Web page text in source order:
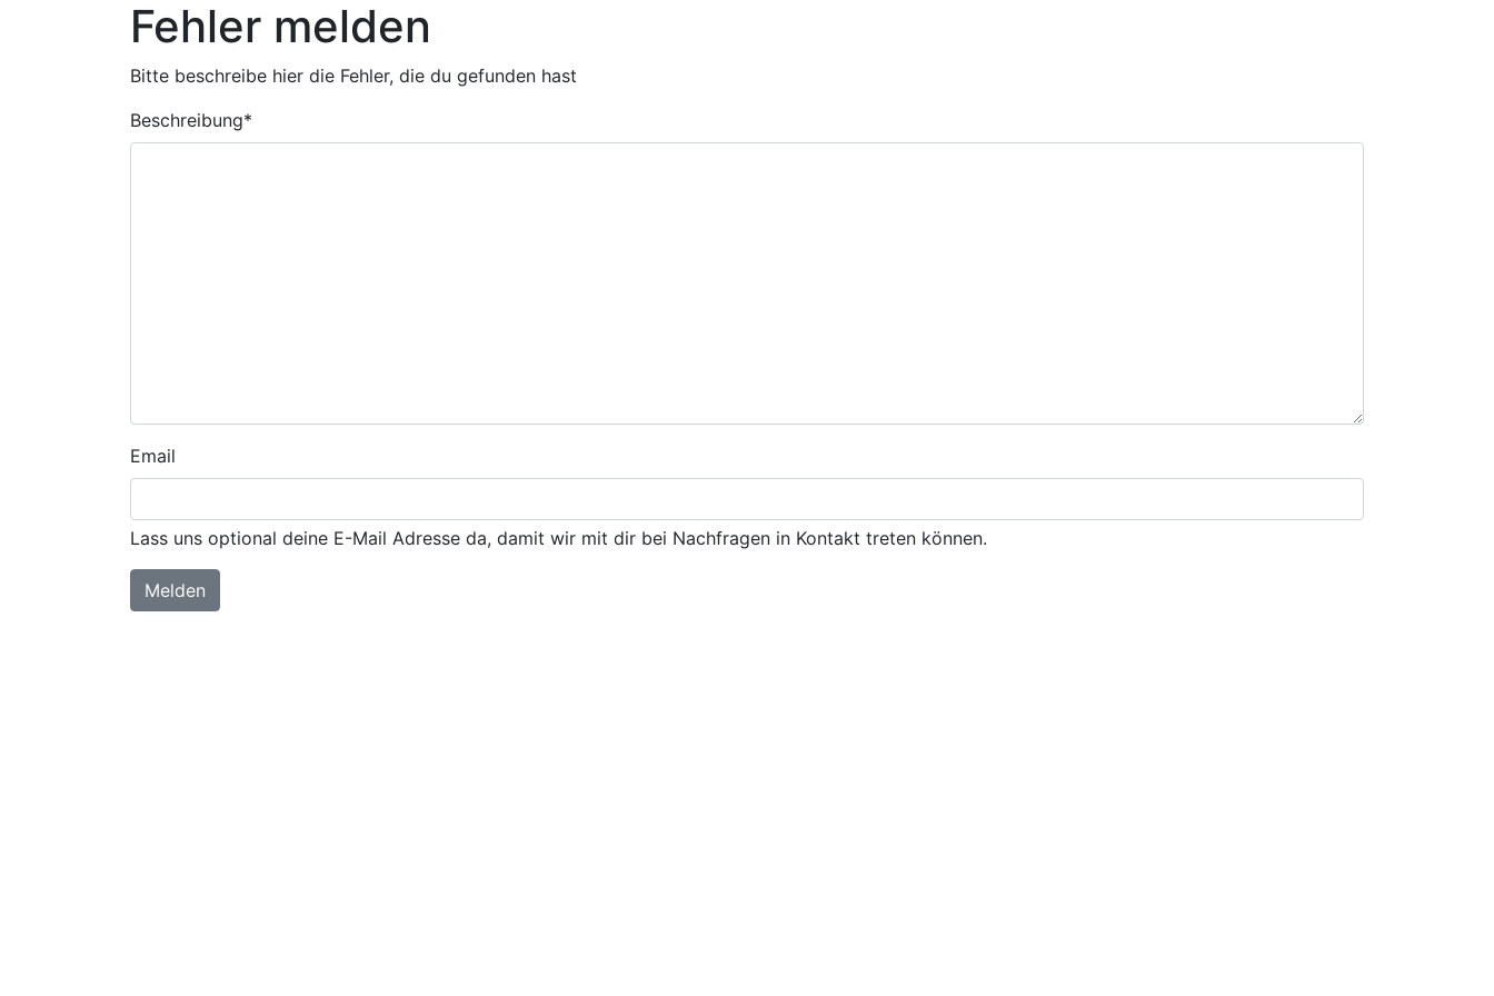
Fehler melden
Bitte beschreibe hier die Fehler, die du gefunden hast
Beschreibung*
Email
Lass uns optional deine E-Mail Adresse da, damit wir mit dir bei Nachfragen in Kontakt treten können.
Melden